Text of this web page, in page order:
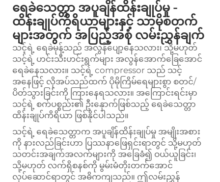
ရေခဲသေတ္တာ အပူချိန်ထိန်းချုပ်မှု -
ထိန်းချုပ်ကိရိယာများနှင့် သာမိုစတက်
များအတွက် အပြည့်အစုံ လမ်းညွှန်ချက်
သင့်ရဲ့ ရေခဲမုန့်သည် အလွန်ပျော့နေသလား၊ သို့မဟုတ်
သင့်ရဲ့ ဟင်းသီးဟင်းရွက်များ အလွန်အောက်ခြေအောင်
ရေခဲနေသလား။ သင့်ရဲ့ compressor သည် သင့်
အနေဖြင့် လိုအပ်သည်ထက် ပိုမိုကြိမ်ရေများစွာ စတင်/
ပိတ်သွားခြင်းကို ကြားနေရသလား။ အကြောင်းရင်းမှာ
သင့်ရဲ့ စက်ပစ္စည်း၏ ဦးနှောက်ဖြစ်သည့် ရေခဲသေတ္တာ
ထိန်းချုပ်ကိရိယာ ဖြစ်နိုင်ပါသည်။
သင့်ရဲ့ ရေခဲသေတ္တာက အပူချိန်ထိန်းချုပ်မှု အမျိုးအစား
ကို နားလည်ခြင်းဟာ ပြဿနာဖြေရှင်းရာတွင် သို့မဟုတ်
သတင်းအချက်အလက်များကို အခြေခံ၍ ဝယ်ယူခြင်း၊
သို့မဟုတ် လက်ရှိစနစ်ကို မွမ်းမံတိုးတက်အောင်
လုပ်ဆောင်ရာတွင် အဓိကကျသည်။ ဤလမ်းညွှန်